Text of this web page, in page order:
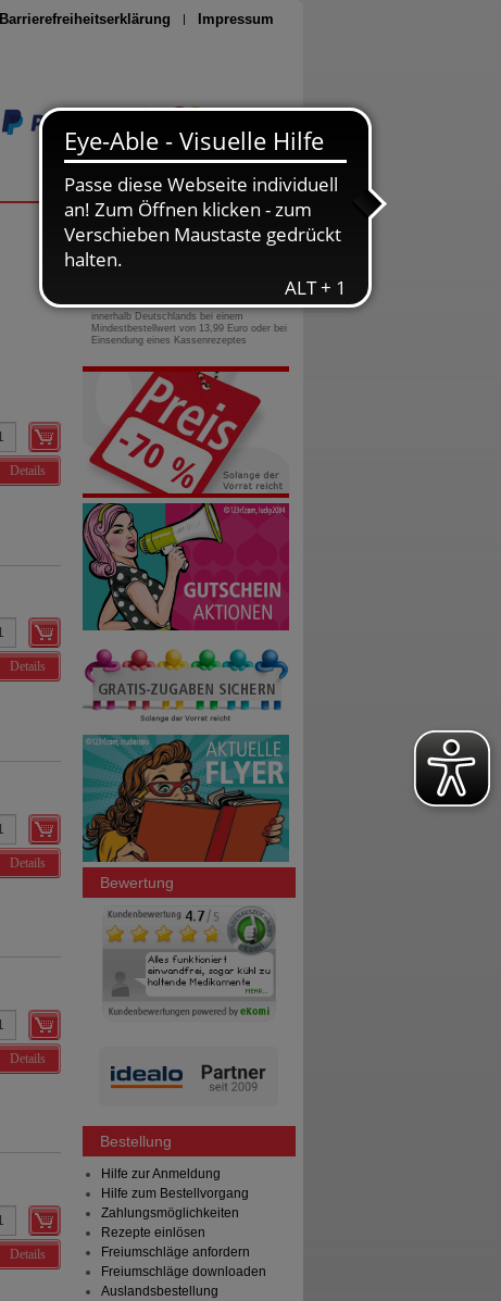
Barrierefreiheitserklärung Impressum
Seite drucken
Details
Details
Details
Details
Details
0800-10 11 422
gebührenfreie Rufnummer
innerhalb Deutschlands bei einem
Mindestbestellwert von 13,99 Euro oder bei
Einsendung eines Kassenrezeptes
Bewertung
Bestellung
Hilfe zur Anmeldung
Hilfe zum Bestellvorgang
Zahlungsmöglichkeiten
Rezepte einlösen
Freiumschläge anfordern
Freiumschläge downloaden
Auslandsbestellung